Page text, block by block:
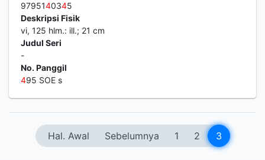
9795140345
Deskripsi Fisik
vi, 125 hlm.: ill.; 21 cm
Judul Seri
-
No. Panggil
495 SOE s
Hal. Awal Sebelumnya 1 2 3